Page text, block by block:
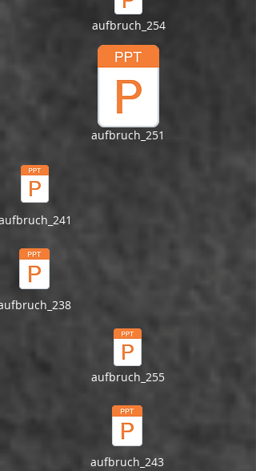
aufbruch_254
aufbruch_251
aufbruch_255
aufbruch_243